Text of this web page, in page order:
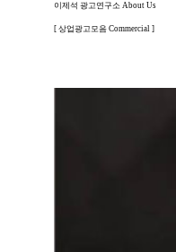
이제석 광고연구소 About Us
[ 상업광고모음 Commercial ]